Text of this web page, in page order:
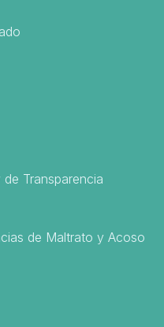
Transparencia
de Maltrato y Acoso